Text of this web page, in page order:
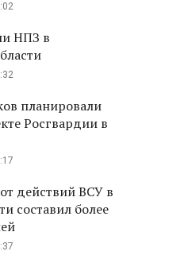
НПЗ в
планировали
Росгвардии в
действий ВСУ в
составил более